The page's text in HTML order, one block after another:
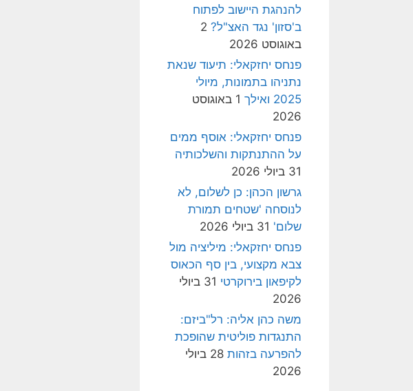
להנהגת היישוב לפתוח
ב'סזון' נגד האצ"ל? 2
באוגוסט 2026
פנחס יחזקאלי: תיעוד שנאת
נתניהו בתמונות, מיולי
2025 ואילך
1 באוגוסט
2026
פנחס יחזקאלי: אוסף ממים
על ההתנתקות והשלכותיה
31 ביולי 2026
גרשון הכהן: כן לשלום, לא
לנוסחה 'שטחים תמורת
שלום' 31 ביולי 2026
פנחס יחזקאלי: מיליציה מול
צבא מקצועי, בין סף הכאוס
לקיפאון בירוקרטי
31 ביולי
2026
משה כהן אליה: רל"ביזם:
התנגדות פוליטית שהופכת
להפרעה בזהות
28 ביולי
2026